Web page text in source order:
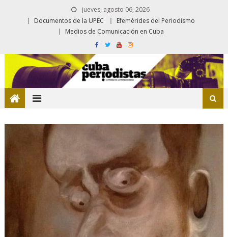
jueves, agosto 06, 2026
Documentos de la UPEC
Efemérides del Periodismo
Medios de Comunicación en Cuba